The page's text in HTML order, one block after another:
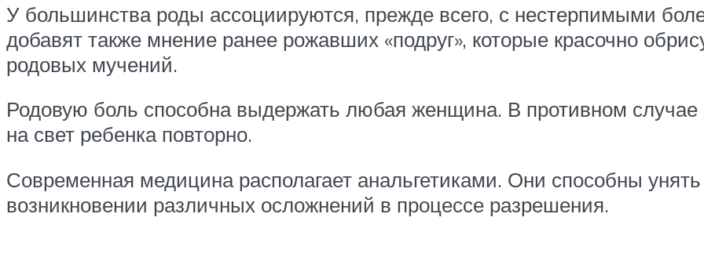
У большинства роды ассоциируются, прежде всего, с нестерпимыми
добавят также мнение ранее рожавших «подруг», которые красочно
родовых мучений.
Родовую боль способна выдержать любая женщина. В противном случае
на свет ребенка повторно.
Современная медицина располагает анальгетиками. Они способны
возникновении различных осложнений в процессе разрешения.